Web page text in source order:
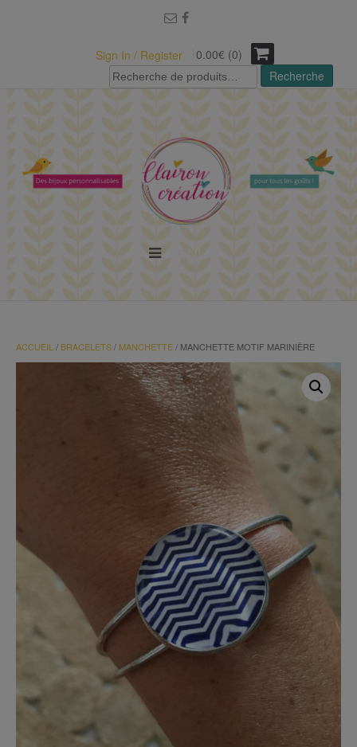
Sign In / Register
0.00€ (0)
Recherche
pour :
Recherche
ACCUEIL / BRACELETS/ MANCHETTE/ MANCHETTE MOTIF MARINIÈRE